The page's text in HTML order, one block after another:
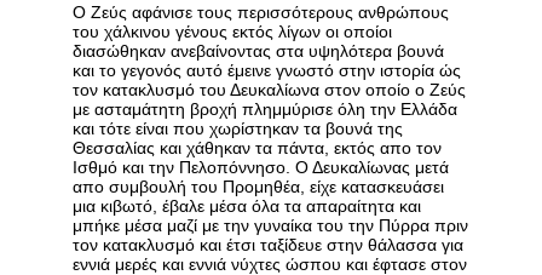
Ο Ζεύς αφάνισε τους περισσότερους ανθρώπους
του χάλκινου γένους εκτός λίγων οι οποίοι
διασώθηκαν ανεβαίνοντας στα υψηλότερα βουνά
και το γεγονός αυτό έμεινε γνωστό στην ιστορία ώς
τον κατακλυσμό του Δευκαλίωνα στον οποίο ο Ζεύς
με ασταμάτητη βροχή πλημμύρισε όλη την Ελλάδα
και τότε είναι που χωρίστηκαν τα βουνά της
Θεσσαλίας και χάθηκαν τα πάντα, εκτός απο τον
Ισθμό και την Πελοπόννησο. Ο Δευκαλίωνας μετά
απο συμβουλή του Προμηθέα, είχε κατασκευάσει
μια κιβωτό, έβαλε μέσα όλα τα απαραίτητα και
μπήκε μέσα μαζί με την γυναίκα του την Πύρρα πριν
τον κατακλυσμό και έτσι ταξίδευε στην θάλασσα για
εννιά μερές και εννιά νύχτες ώσπου και έφτασε στον